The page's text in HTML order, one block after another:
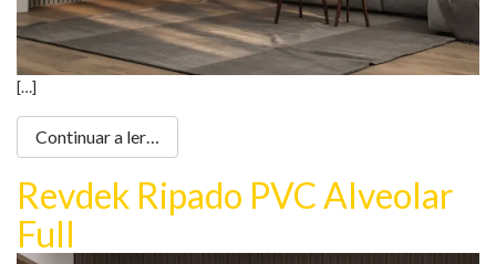
[…]
Continuar a ler…
Revdek Ripado PVC Alveolar
Full